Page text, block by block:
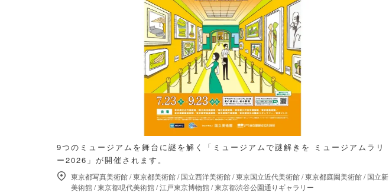
9つのミュージアムを舞台に謎を解く「ミュージアムで謎解きを ミュージアムラリ
ー2026」が開催されます。
東京都写真美術館/東京都美術館/国立西洋美術館/東京国立近代美術館/東京都庭園美術館/国立新
美術館/東京都現代美術館/江戸東京博物館/東京都渋谷公園通りギャラリー